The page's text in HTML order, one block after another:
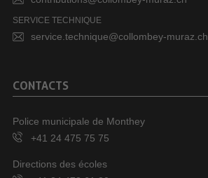
SERVICE TECHNIQUE
service.technique@collombey-muraz.ch
CONTACTS
Police municipale de Monthey
+41 24 475 75 75
Directions des écoles